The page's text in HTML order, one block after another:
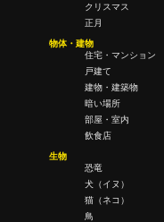
クリスマス
正月
物体・建物
住宅・マンション
戸建て
建物・建築物
暗い場所
部屋・室内
飲食店
生物
恐竜
犬（イヌ）
猫（ネコ）
鳥